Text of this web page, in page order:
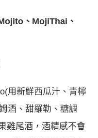
、MojiThai、
用新鮮西瓜汁、青檸
酒、甜羅勒、糖調
雞尾酒，酒精感不會